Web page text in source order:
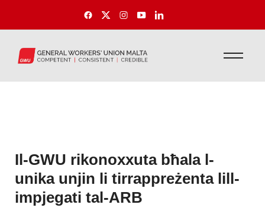
Il-GWU rikonoxxuta bħala l-
unika unjin li tirrappreżenta lill-
impjegati tal-ARB